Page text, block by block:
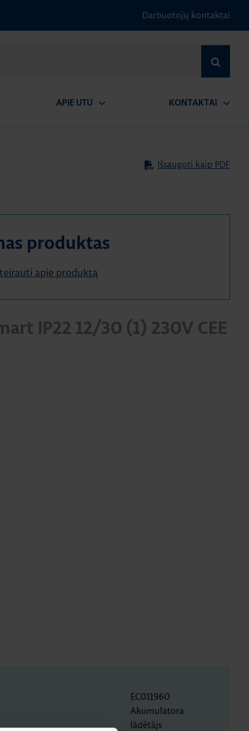
Darbuotojų kontaktai
APIE UTU KONTAKTAI
Išsaugoti kaip PDF
produktas
apie produktą
IP22 12/30 (1) 230V CEE
EC011960
Akumulatora
lādētājs